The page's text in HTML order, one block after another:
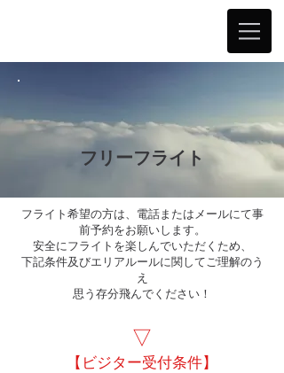
フリーフライト
フライト希望の方は、電話またはメールにて事
前予約をお願いします。
安全にフライトを楽しんでいただくため、
下記条件及びエリアルールに関してご理解のう
え
思う存分​飛んでください！
▽
【ビジター受付条件】